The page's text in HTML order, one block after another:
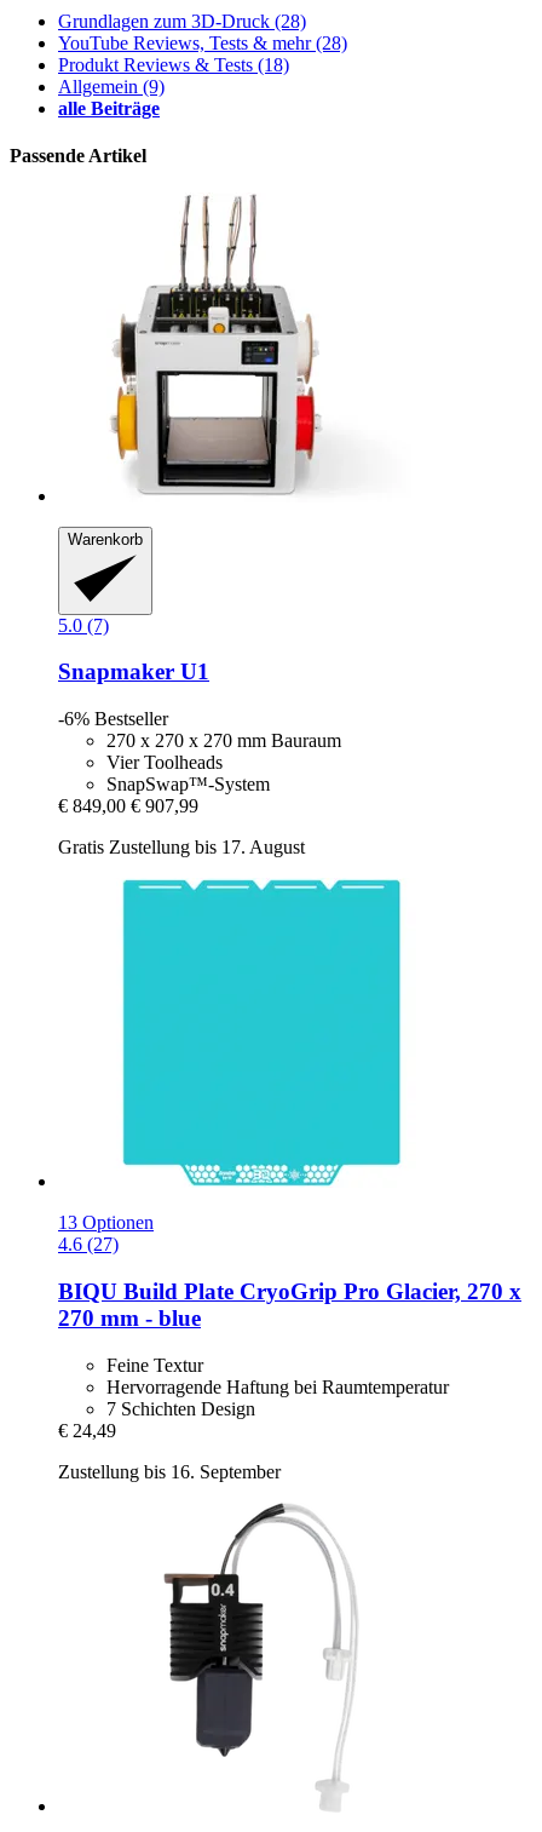
Grundlagen zum 3D-Druck (28)
YouTube Reviews, Tests & mehr(28)
Produkt Reviews & Tests (18)
Allgemein (9)
alle Beiträge
Passende Artikel
Warenkorb
5.0 (7)
Snapmaker U1
-6% Bestseller
270 x 270 x 270 mm Bauraum
Vier Toolheads
SnapSwap™-System
€ 849,00 € 907,99
Gratis Zustellung bis 17. August
13 Optionen
4.6 (27)
BIQU Build Plate CryoGrip Pro Glacier, 270 x
270 mm -​ blue
Feine Textur
Hervorragende Haftung bei Raumtemperatur
7 Schichten Design
€ 24,49
Zustellung bis 16. September